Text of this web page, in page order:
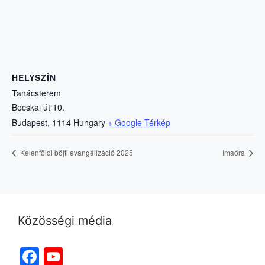
HELYSZÍN
Tanácsterem
Bocskai út 10.
Budapest, 1114 Hungary + Google Térkép
Kelenföldi böjti evangélizáció 2025 Imaóra
Közösségi média
Facebook